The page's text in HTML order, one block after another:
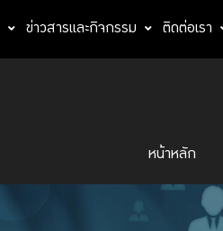
ข่าวสารและกิจกรรม ติดต่อเรา
หน้าหลัก